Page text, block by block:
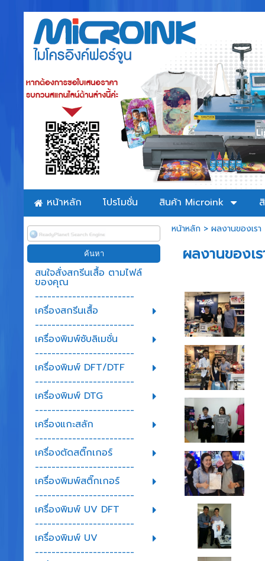
หน้าหลัก โปรโมชั่น สินค้า Microink
สนใจสั่งสกรีนเสื้อ ตามไฟล์
ของคุณ
------------------------
เครื่องสกรีนเสื้อ
------------------------
เครื่องพิมพ์ซับลิเมชั่น
------------------------
เครื่องพิมพ์ DFT/DTF
------------------------
เครื่องพิมพ์ DTG
------------------------
เครื่องแกะสลัก
------------------------
เครื่องตัดสติ๊กเกอร์
------------------------
เครื่องพิมพ์สติ๊กเกอร์
------------------------
เครื่องพิมพ์ UV DFT
------------------------
เครื่องพิมพ์ UV
------------------------
หน้าหลัก> ผลงานของเรา
ผลงานของเ